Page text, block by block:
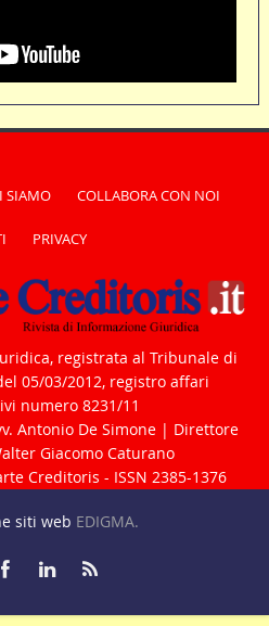
SIAMO COLLABORA CON NOI
PRIVACY
registrata al Tribunale di
05/03/2012, registro affari
numero 8231/11
Antonio De Simone | Direttore
Giacomo Caturano
Creditoris - ISSN 2385-1376
siti web EDIGMA.